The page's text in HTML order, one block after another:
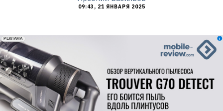
09:43, 21 ЯНВАРЯ 2025
erid: 2VfnxxmNzs5
РЕКЛАМА